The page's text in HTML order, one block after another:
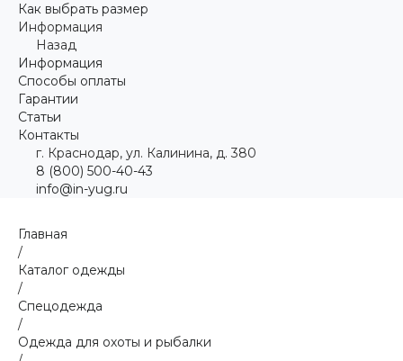
Как выбрать размер
Информация
Назад
Информация
Способы оплаты
Гарантии
Статьи
Контакты
г. Краснодар, ул. Калинина, д. 380
8 (800) 500-40-43
info@in-yug.ru
Главная
/
Каталог одежды
/
Спецодежда
/
Одежда для охоты и рыбалки